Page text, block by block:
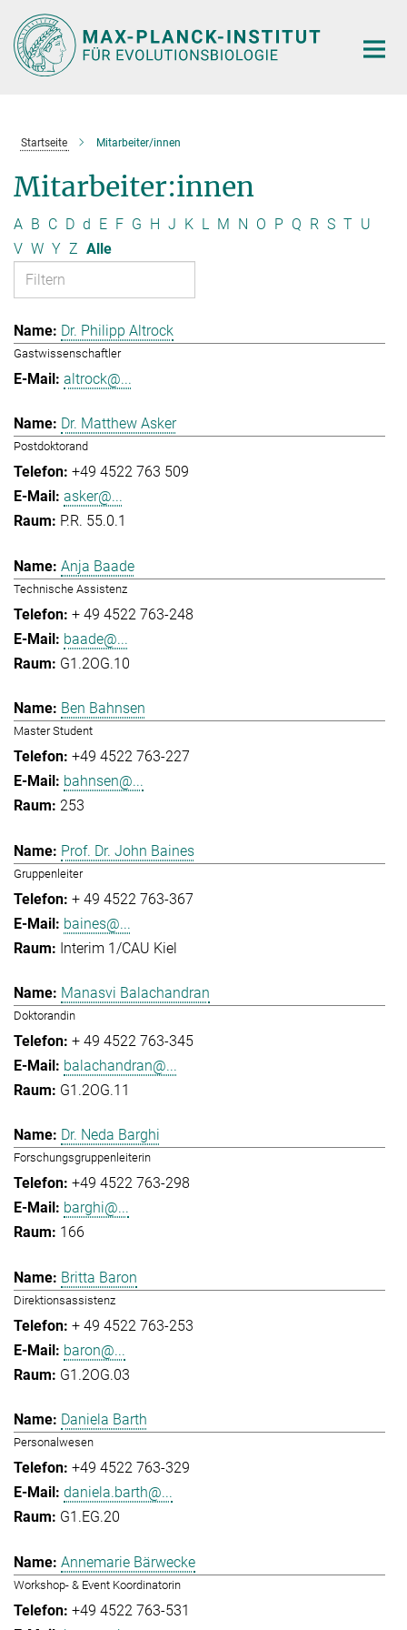
Hauptinhalt
Startseite Mitarbeiter/innen
Mitarbeiter:innen
A B C D d E F G H J K L M N O P Q R S T U
V W Y Z Alle
Dr. Philipp Altrock
Gastwissenschaftler
altrock@...
Dr. Matthew Asker
Postdoktorand
+49 4522 763 509
asker@...
P.R. 55.0.1
Anja Baade
Technische Assistenz
+ 49 4522 763-248
baade@...
G1.2OG.10
Ben Bahnsen
Master Student
+49 4522 763-227
bahnsen@...
253
Prof. Dr. John Baines
Gruppenleiter
+ 49 4522 763-367
baines@...
Interim 1/CAU Kiel
Manasvi Balachandran
Doktorandin
+ 49 4522 763-345
balachandran@...
G1.2OG.11
Dr. Neda Barghi
Forschungsgruppenleiterin
+49 4522 763-298
barghi@...
166
Britta Baron
Direktionsassistenz
+ 49 4522 763-253
baron@...
G1.2OG.03
Daniela Barth
Personalwesen
+49 4522 763-329
daniela.barth@...
G1.EG.20
Annemarie Bärwecke
Workshop- & Event Koordinatorin
+49 4522 763-531